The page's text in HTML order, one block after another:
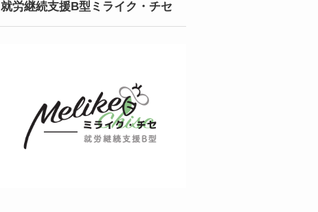
就労継続支援B型ミライク・チセ